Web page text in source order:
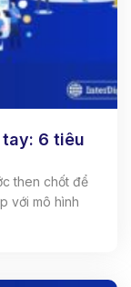
tay: 6 tiêu
then chốt để
với mô hình